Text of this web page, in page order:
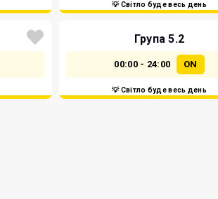
💡 Світло буде весь день
Група 5.2
00:00 - 24:00 ON
💡 Світло буде весь день